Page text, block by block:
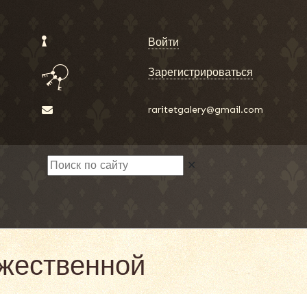
Войти
Зарегистрироваться
raritetgalery@gmail.com
✕